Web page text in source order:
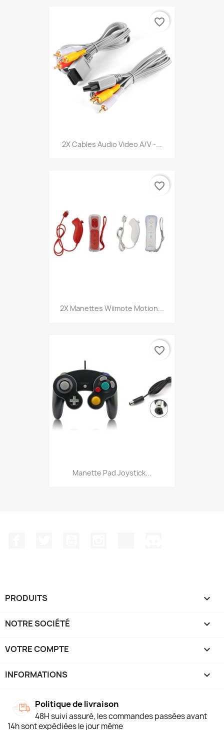
2X Cables Audio Video A/V -...
favorite_border
2X Manettes Wiimote Motion...
favorite_border
Manette Pad Joystick...
favorite_border
PRODUITS 
NOTRE SOCIÉTÉ 
VOTRE COMPTE 
INFORMATIONS keyboard_arrow_down
Politique de livraison
48H suivi assuré, les commandes passées avant
14h sont expédiées le jour même